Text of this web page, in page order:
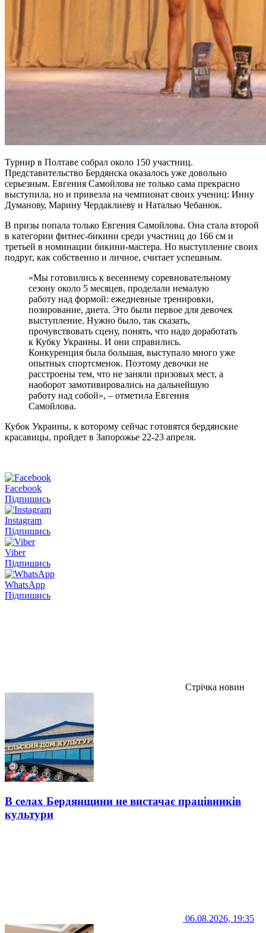
Турнир в Полтаве собрал около 150 участниц.
Представительство Бердянска оказалось уже довольно
серьезным. Евгения Самойлова не только сама прекрасно
выступила, но и привезла на чемпионат своих учениц: Инну
Думанову, Марину Чердаклиеву и Наталью Чебанюк.
В призы попала только Евгения Самойлова. Она стала второй
в категории фитнес-бикини среди участниц до 166 см и
третьей в номинации бикини-мастера. Но выступление своих
подруг, как собственно и личное, считает успешным.
«Мы готовились к весеннему соревновательному
сезону около 5 месяцев, проделали немалую
работу над формой: ежедневные тренировки,
позирование, диета. Это были первое для девочек
выступление. Нужно было, так сказать,
прочувствовать сцену, понять, что надо доработать
к Кубку Украины. И они справились.
Конкуренция была большая, выступало много уже
опытных спортсменок. Поэтому девочки не
расстроены тем, что не заняли призовых мест, а
наоборот замотивировались на дальнейшую
работу над собой», – отметила Евгения
Самойлова.
Кубок Украины, к которому сейчас готовятся бердянские
красавицы, пройдет в Запорожье 22-23 апреля.
Facebook
Підпишись
Instagram
Підпишись
Viber
Підпишись
WhatsApp
Підпишись
Стрічка новин
В селах Бердянщини не вистачає працівників
культури
06.08.2026, 19:35